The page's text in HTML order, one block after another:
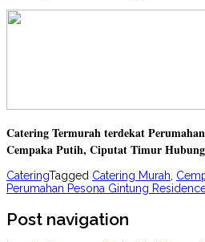
Catering Termurah terdekat
Cempaka Putih, Ciputat Timur
CateringTagged Catering Murah,
Perumahan Pesona Gintung
Post navigation